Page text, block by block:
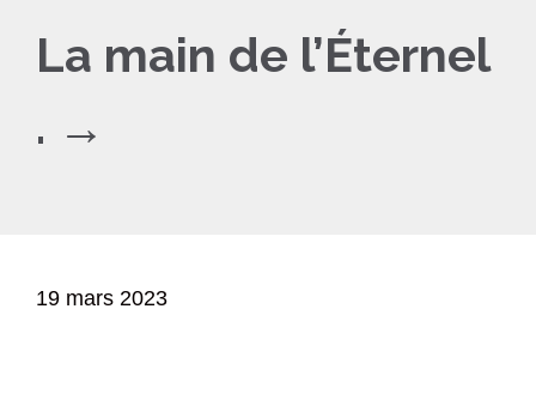
La main de l’Éternel
. →
19 mars 2023